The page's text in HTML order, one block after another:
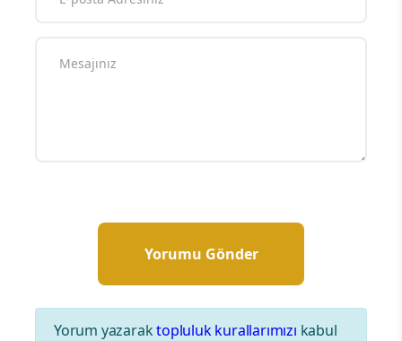
Yorum yazaraktopluluk kurallarımızı kabul